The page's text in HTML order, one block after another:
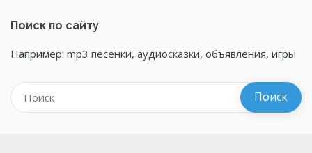
Поиск по сайту
Например: mp3 песенки, аудиосказки, объявления, игры